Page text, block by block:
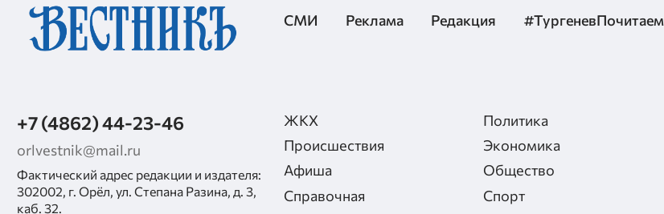
СМИ Реклама Редакция #ТургеневПочитаем
+7 (4862) 44-23-46
orlvestnik@mail.ru
Фактический адрес редакции и издателя:
302002, г. Орёл, ул. Степана Разина, д. 3,
каб. 32.
ЖКХ
Происшествия
Афиша
Справочная
Политика
Экономика
Общество
Спорт